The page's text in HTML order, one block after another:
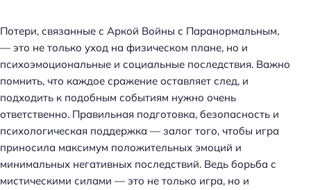
Потери, связанные с Аркой Войны с Паранормальным,
— это не только уход на физическом плане, но и
психоэмоциональные и социальные последствия. Важно
помнить, что каждое сражение оставляет след, и
подходить к подобным событиям нужно очень
ответственно. Правильная подготовка, безопасность и
психологическая поддержка — залог того, чтобы игра
приносила максимум положительных эмоций и
минимальных негативных последствий. Ведь борьба с
мистическими силами — это не только игра, но и